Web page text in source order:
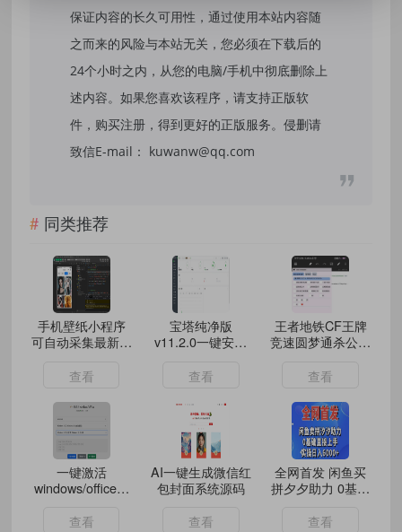
保证内容的长久可用性，通过使用本站内容随
之而来的风险与本站无关，您必须在下载后的
24个小时之内，从您的电脑/手机中彻底删除上
述内容。如果您喜欢该程序，请支持正版软
件，购买注册，得到更好的正版服务。侵删请
致信E-mail： kuwanw@qq.com
同类推荐
手机壁纸小程序
可自动采集最新壁
查看
宝塔纯净版
v11.2.0一键安装
版本）
查看
王者地铁CF王牌
竞速圆梦通杀公益
查看
一键激活
windows/office代
查看
AI一键生成微信红
包封面系统源码
查看
全网首发 闲鱼买
拼夕夕助力 0基础
入6000+
查看